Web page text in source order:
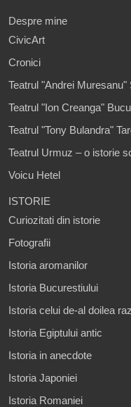
Despre mine
CivicArt
Cronici
Teatrul "Andrei Muresanu"
Teatrul "Ion Creanga"
Teatrul "Tony Bulandra"
Teatrul Urmuz – o istorie
Voicu Hetel
ISTORIE
Curiozitati din istorie
Fotografii
Istoria aromanilor
Istoria Bucurestiului
Istoria celui de-al doilea
Istoria Egiptului antic
Istoria in anecdote
Istoria Japoniei
Istoria Romaniei